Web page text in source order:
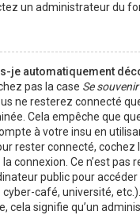
un administrateur du
je automatiquement
pas la case Se
ne resterez connecté
Cela empêche que
à votre insu en
rester connecté, cochez
connexion. Ce n’est pas
public pour
café, université,
cela signifie qu’un